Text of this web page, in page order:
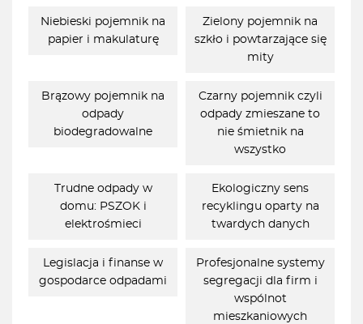
Niebieski pojemnik na
papier i makulaturę
Zielony pojemnik na
szkło i powtarzające się
mity
Brązowy pojemnik na
odpady
biodegradowalne
Czarny pojemnik czyli
odpady zmieszane to
nie śmietnik na
wszystko
Trudne odpady w
domu: PSZOK i
elektrośmieci
Ekologiczny sens
recyklingu oparty na
twardych danych
Legislacja i finanse w
gospodarce odpadami
Profesjonalne systemy
segregacji dla firm i
wspólnot
mieszkaniowych